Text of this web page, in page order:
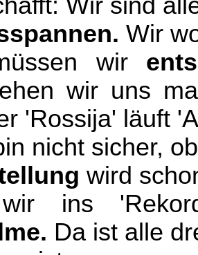
Wir sind
Wir
üssen wir
wir uns
'Rossija' l äuft
nicht sicher,
wird
ins
Da ist alle